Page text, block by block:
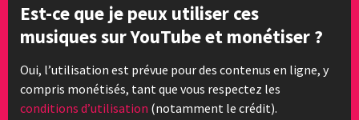
Est-ce que je peux utiliser ces
musiques sur YouTube et monétiser ?
Oui, l’utilisation est prévue pour des contenus en ligne, y
compris monétisés, tant que vous respectez les
conditions d’utilisation (notamment le crédit).